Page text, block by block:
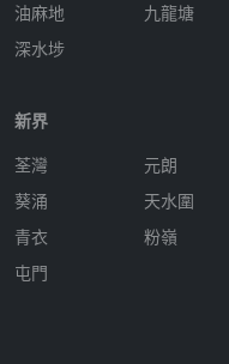
油麻地
深水埗
九龍塘
新界
荃灣
葵涌
青衣
屯門
元朗
天水圍
粉嶺